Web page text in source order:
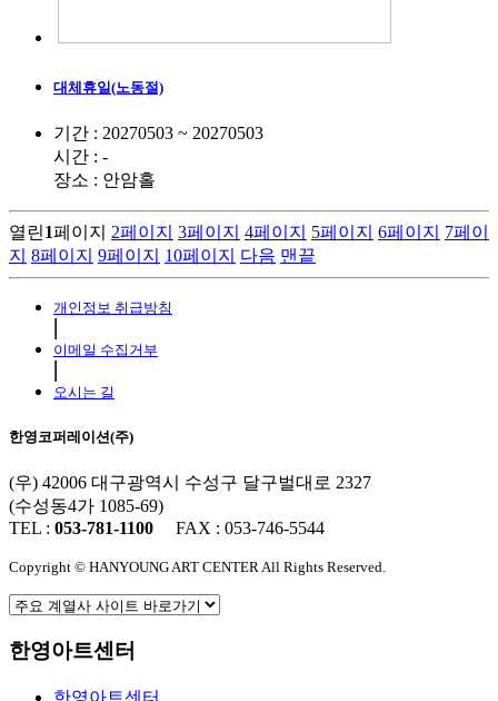
대체휴일(노동절)
기간 : 20270503 ~ 20270503
시간 : -
장소 : 안암홀
열린1페이지 2페이지 3페이지 4페이지 5페이지 6페이지 7페이
지 8페이지 9페이지 10페이지 다음 맨끝
개인정보 취급방침
이메일 수집거부
오시는 길
한영코퍼레이션(주)
(우) 42006 대구광역시 수성구 달구벌대로 2327
(수성동4가 1085-69)
TEL : 053-781-1100 FAX : 053-746-5544
Copyright © HANYOUNG ART CENTER All Rights Reserved.
한영아트센터
한영아트센터